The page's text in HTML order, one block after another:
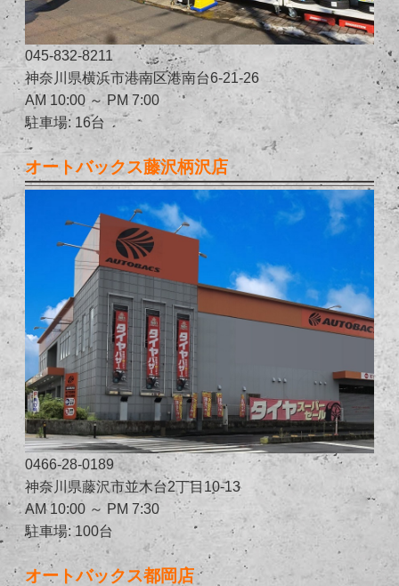
045-832-8211
神奈川県横浜市港南区港南台6-21-26
AM 10:00 ～ PM 7:00
駐車場: 16台
オートバックス藤沢柄沢店
0466-28-0189
神奈川県藤沢市並木台2丁目10-13
AM 10:00 ～ PM 7:30
駐車場: 100台
オートバックス都岡店